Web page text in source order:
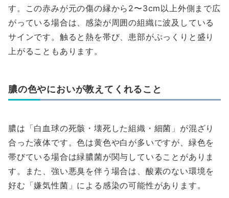
す。この赤みが元の傷の縁から2〜3cm以上外側まで広
がっている場合は、感染が周囲の組織に波及している
サインです。触ると熱を帯び、患部がぷっくりと盛り
上がることもあります。
膿の色やにおいが教えてくれること
膿は「白血球の死骸・壊死した組織・細菌」が混ざり
合った液体です。色は黄色や白が多いですが、緑色を
帯びている場合は緑膿菌が関与していることがありま
す。また、強い悪臭を伴う場合は、酸素のない環境を
好む「嫌気性菌」による感染の可能性があります。